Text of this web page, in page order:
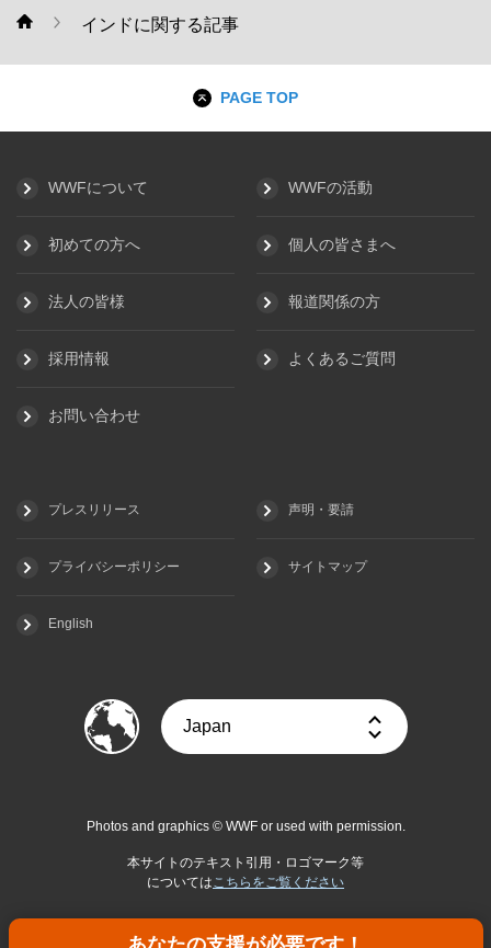
WWF インドに関する記事
PAGE TOP
WWFについて WWFの活動
初めての方へ 個人の皆さまへ
法人の皆様 報道関係の方
採用情報 よくあるご質問
お問い合わせ
プレスリリース 声明・要請
プライバシーポリシー サイトマップ
English
Photos and graphics © WWF or used with permission.
本サイトのテキスト引用・ロゴマーク等
については こちらをご覧ください